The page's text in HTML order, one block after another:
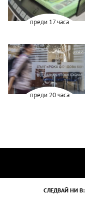
преди 17 часа
преди 20 часа
СЛЕДВАЙ НИ В: